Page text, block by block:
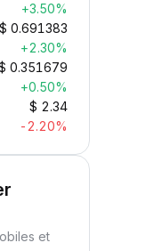
+3.50%
$ 0.691383
+2.30%
0.351679
+0.50%
$ 2.34
-2.20%
et